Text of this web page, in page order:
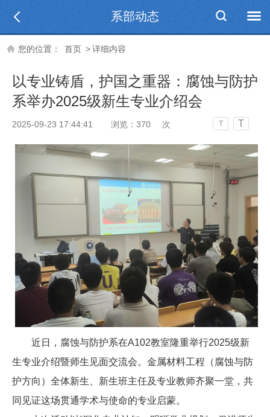
系部动态
您的位置： 首页 >详细内容
以专业铸盾，护国之重器：腐蚀与防护
系举办2025级新生专业介绍会
2025-09-23 17:44:41 浏览： 370 次 T T
近日，腐蚀与防护系在A102教室隆重举行2025级新
生专业介绍暨师生见面交流会。金属材料工程（腐蚀与防
护方向）全体新生、新生班主任及专业教师齐聚一堂，共
同见证这场贯通学术与使命的专业启蒙。